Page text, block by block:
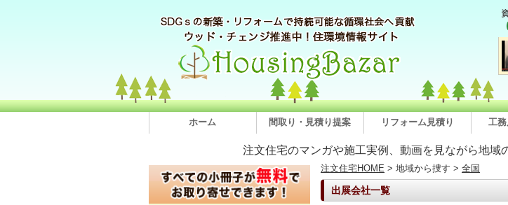
ホーム 間取り・見積り提案 リフォーム見積り 工
注文住宅のマンガや施工実例、動画を見ながら地域
注文住宅HOME > 地域から捜す > 全国
出展会社一覧